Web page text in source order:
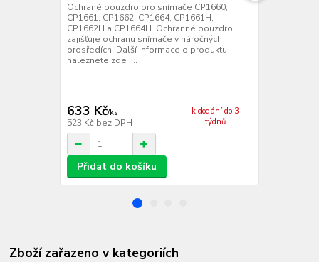
Ochrané pouzdro pro snímače CP1660,
CP1661, CP1662, CP1664, CP1661H,
CP1662H a CP1664H. Ochranné pouzdro
zajišťuje ochranu snímače v náročných
prosředích. Další informace o produktu
naleznete zde ....
633 Kč/ks
523 Kč bez DPH
k dodání do 3
týdnů
Přidat do košíku
Zboží zařazeno v kategoriích